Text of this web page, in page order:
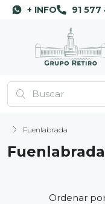
+ INFO 91
Fuenlabrada
Fuenlabrada
Ordenar